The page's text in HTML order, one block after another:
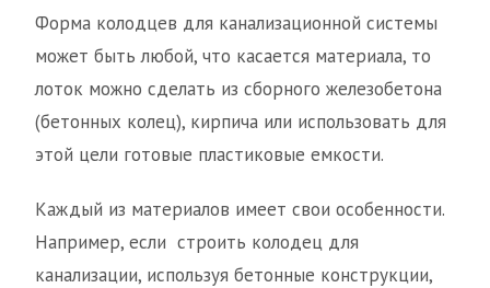
Форма колодцев для канализационной системы
может быть любой, что касается материала, то
лоток можно сделать из сборного железобетона
(бетонных колец), кирпича или использовать для
этой цели готовые пластиковые емкости.
Каждый из материалов имеет свои особенности.
Например, если строить колодец для
канализации, используя бетонные конструкции,